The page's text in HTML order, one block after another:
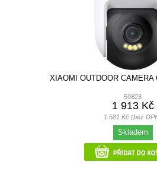
XIAOMI OUTDOOR CAMERA
59823
1 913 Kč
1 581 Kč (bez
Skladem